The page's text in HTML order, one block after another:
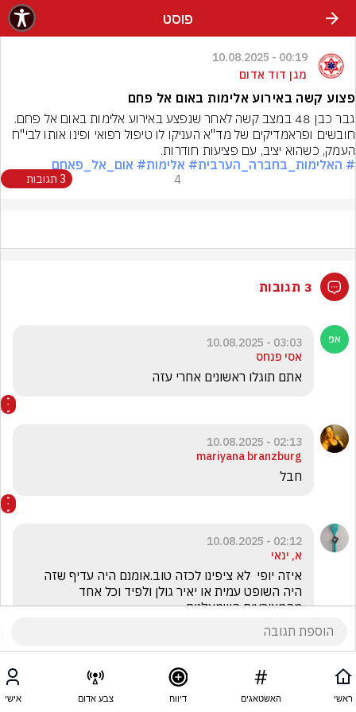
פוסט
00:19 - 10.08.2025
מגן דוד אדום
פצוע קשה באירוע אלימות באום אל פחם
העמק, כשהוא יציב, עם פציעות חודרות.
# האלימות_בחברה_הערבית# אלימות# אום_אל_פאחם
4 3 תגובות
3 תגובות
03:03 - 10.08.2025
אסי פנחס
אתם תוגלו ראשונים אחרי עזה
02:13 - 10.08.2025
mariyana branzburg
חבל
02:12 - 10.08.2025
א, ינאי
מהמצורעים השמאלנים
ראשי האשטאגים דיווח צבע אדום אישי